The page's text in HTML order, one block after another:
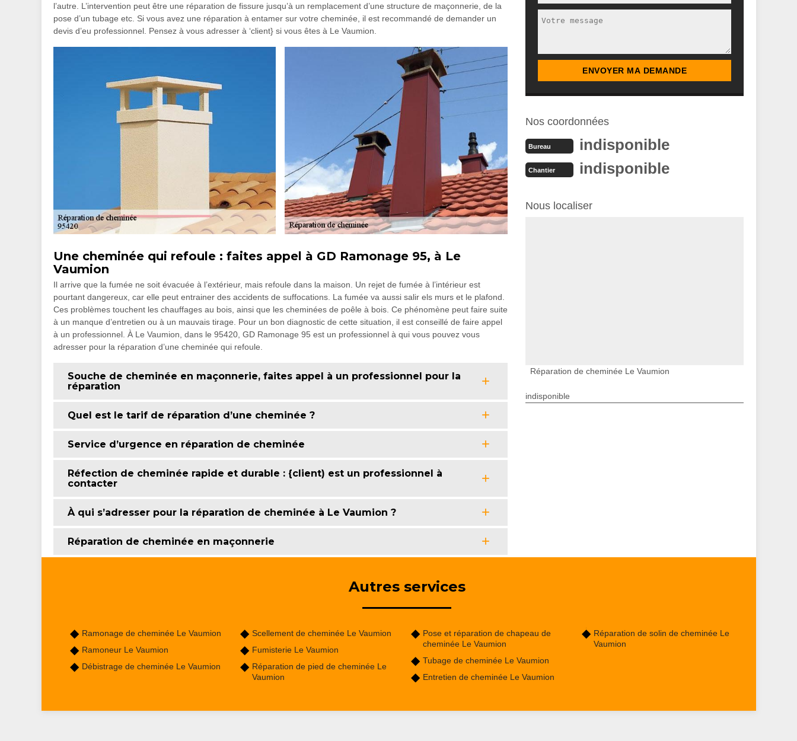
l’autre. L’intervention peut être une réparation de fissure jusqu’à un remplacement d’une structure de maçonnerie, de la
pose d’un tubage etc. Si vous avez une réparation à entamer sur votre cheminée, il est recommandé de demander un
devis d’eu professionnel. Pensez à vous adresser à ‘client} si vous êtes à Le Vaumion.
Une cheminée qui refoule : faites appel à GD Ramonage 95, à Le
Vaumion
Il arrive que la fumée ne soit évacuée à l’extérieur, mais refoule dans la maison. Un rejet de fumée à l’intérieur est
pourtant dangereux, car elle peut entrainer des accidents de suffocations. La fumée va aussi salir els murs et le plafond.
Ces problèmes touchent les chauffages au bois, ainsi que les cheminées de poêle à bois. Ce phénomène peut faire suite
à un manque d’entretien ou à un mauvais tirage. Pour un bon diagnostic de cette situation, il est conseillé de faire appel
à un professionnel. À Le Vaumion, dans le 95420, GD Ramonage 95 est un professionnel à qui vous pouvez vous
adresser pour la réparation d’une cheminée qui refoule.
Souche de cheminée en maçonnerie, faites appel à un professionnel pour la
réparation
Quel est le tarif de réparation d’une cheminée ?
Service d’urgence en réparation de cheminée
Réfection de cheminée rapide et durable : {client) est un professionnel à
contacter
À qui s’adresser pour la réparation de cheminée à Le Vaumion ?
Réparation de cheminée en maçonnerie
Nos coordonnées
Bureau indisponible
Chantier indisponible
Nous localiser
Réparation de cheminée Le Vaumion
indisponible
Autres services
Ramonage de cheminée Le Vaumion
Ramoneur Le Vaumion
Débistrage de cheminée Le Vaumion
Scellement de cheminée Le Vaumion
Fumisterie Le Vaumion
Réparation de pied de cheminée Le
Vaumion
Pose et réparation de chapeau de
cheminée Le Vaumion
Tubage de cheminée Le Vaumion
Entretien de cheminée Le Vaumion
Réparation de solin de cheminée Le
Vaumion